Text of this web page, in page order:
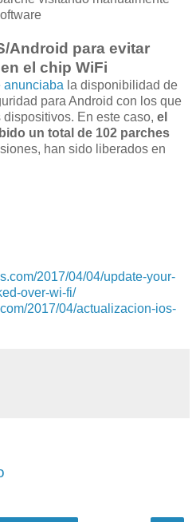
Android para evitar
el chip WiFi
anunciaba la disponibilidad de
para Android con los que
En este caso, el
un total de 102 parches
han sido liberados en
2017/04/04/update-your-
over-wi-fi/
2017/04/actualizacion-ios-